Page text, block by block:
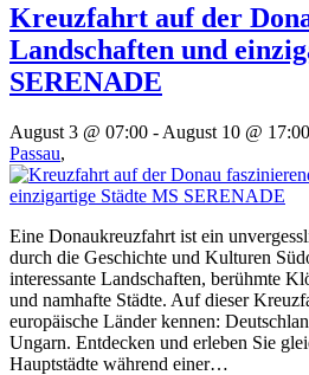
Kreuzfahrt auf der
Landschaften und
SERENADE
August 3 @ 07:00 - August 10 @ 17:00
Passau,
Eine Donaukreuzfahrt ist ein
durch die Geschichte und Kulturen
interessante Landschaften, berühmte
und namhafte Städte. Auf dieser
europäische Länder kennen:
Ungarn. Entdecken und erleben Sie
Hauptstädte während einer…